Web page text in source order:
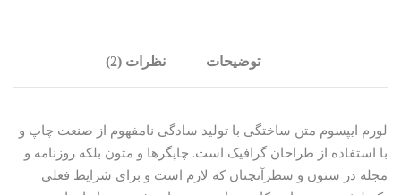
توضیحات نظرات (2)
لورم ایپسوم متن ساختگی با تولید سادگی نامفهوم از صنعت چاپ و
با استفاده از طراحان گرافیک است. چاپگرها و متون بلکه روزنامه و
مجله در ستون و سطرآنچنان که لازم است و برای شرایط فعلی